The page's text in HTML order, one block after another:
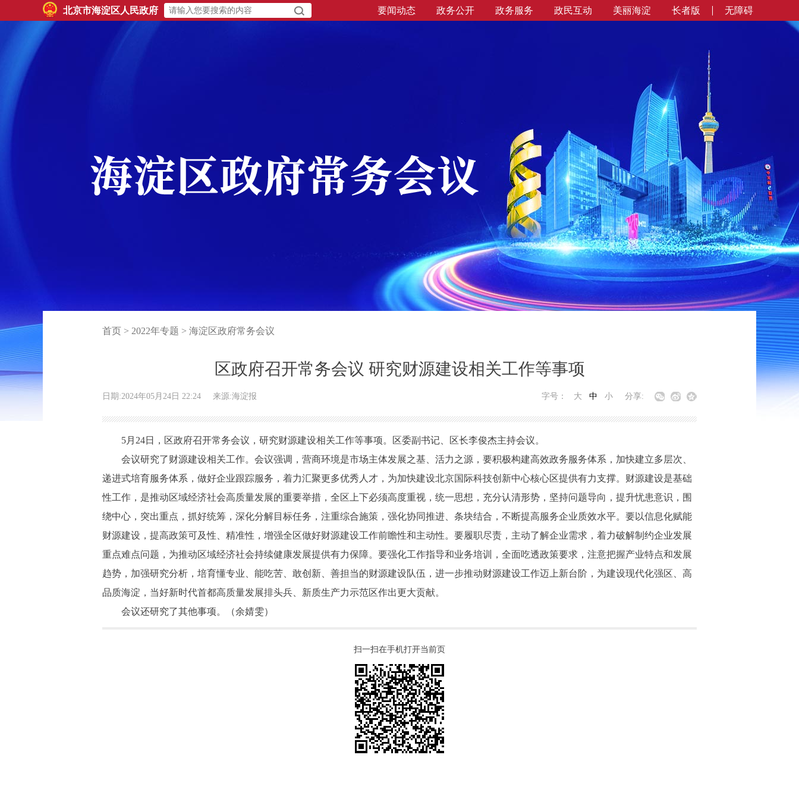
北京市海淀区人民政府 要闻动态 政务公开 政务服务 政民互动 美丽海淀 长者版 无障碍
首页 > 2022年专题 > 海淀区政府常务会议
区政府召开常务会议 研究财源建设相关工作等事项
日期:2024年05月24日 22:24 来源:海淀报 分享:
字号： 大 中 小
5月24日，区政府召开常务会议，研究财源建设相关工作等事项。区委副书记、区长李俊杰主持会议。
会议研究了财源建设相关工作。会议强调，营商环境是市场主体发展之基、活力之源，要积极构建高效政务服务体系，加快建立多层次、
递进式培育服务体系，做好企业跟踪服务，着力汇聚更多优秀人才，为加快建设北京国际科技创新中心核心区提供有力支撑。财源建设是基础
性工作，是推动区域经济社会高质量发展的重要举措，全区上下必须高度重视，统一思想，充分认清形势，坚持问题导向，提升忧患意识，围
绕中心，突出重点，抓好统筹，深化分解目标任务，注重综合施策，强化协同推进、条块结合，不断提高服务企业质效水平。要以信息化赋能
财源建设，提高政策可及性、精准性，增强全区做好财源建设工作前瞻性和主动性。要履职尽责，主动了解企业需求，着力破解制约企业发展
重点难点问题，为推动区域经济社会持续健康发展提供有力保障。要强化工作指导和业务培训，全面吃透政策要求，注意把握产业特点和发展
趋势，加强研究分析，培育懂专业、能吃苦、敢创新、善担当的财源建设队伍，进一步推动财源建设工作迈上新台阶，为建设现代化强区、高
品质海淀，当好新时代首都高质量发展排头兵、新质生产力示范区作出更大贡献。
会议还研究了其他事项。（余婧雯）
扫一扫在手机打开当前页